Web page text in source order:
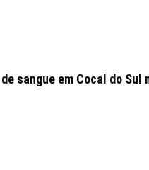
sangue em Cocal do Sul